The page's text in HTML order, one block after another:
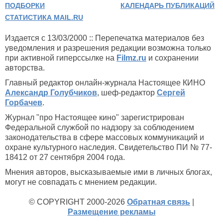
ПОДБОРКИ
КАЛЕНДАРЬ ПУБЛИКАЦИЙ
СТАТИСТИКА MAIL.RU
Издается с 13/03/2000 :: Перепечатка материалов без
уведомления и разрешения редакции возможна только
при активной гиперссылке на Filmz.ru и сохранении
авторства.
Главный редактор онлайн-журнала Настоящее КИНО
Александр Голубчиков, шеф-редактор Сергей
Горбачев.
Журнал "про Настоящее кино" зарегистрирован
Федеральной службой по надзору за соблюдением
законодательства в сфере массовых коммуникаций и
охране культурного наследия. Свидетельство ПИ № 77-
18412 от 27 сентября 2004 года.
Мнения авторов, высказываемые ими в личных блогах,
могут не совпадать с мнением редакции.
© COPYRIGHT 2000-2026 Обратная связь
Размещение рекламы